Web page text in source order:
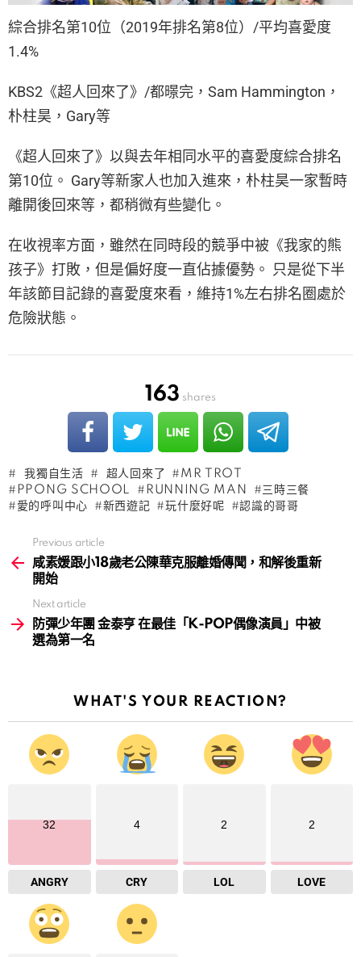
綜合排名第10位（2019年排名第8位）/平均喜愛度
1.4%
KBS2《超人回來了》/都暻完，Sam Hammington，
朴柱昊，Gary等
《超人回來了》以與去年相同水平的喜愛度綜合排名
第10位。 Gary等新家人也加入進來，朴柱昊一家暫時
離開後回來等，都稍微有些變化。
在收視率方面，雖然在同時段的競爭中被《我家的熊
孩子》打敗，但是偏好度一直佔據優勢。 只是從下半
年該節目記錄的喜愛度來看，維持1%左右排名圈處於
危險狀態。
163 shares
我獨自生活 超人回來了
MR TROT
PPONG SCHOOL
RUNNING MAN
三時三餐
愛的呼叫中心
新西遊記 玩什麼好呢 認識的哥哥
more
Previous article
咸素媛跟小18歲老公陳華克服離婚傳聞，和解後重新
開始
Next article
防彈少年團 金泰亨 在最佳「K-POP偶像演員」中被
選為第一名
WHAT'S YOUR REACTION?
32
ANGRY
4
CRY
2
LOL
2
LOVE